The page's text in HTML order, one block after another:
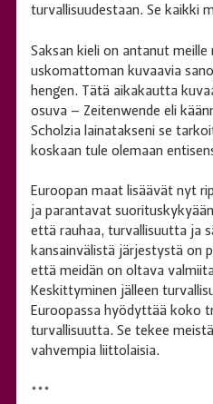
turvallisuudestaan. Se kaikki
Saksan kieli on antanut meille
uskomattoman kuvaavia
hengen. Tätä aikakautta
osuva – Zeitenwende eli
Scholzia lainatakseni se
koskaan tule olemaan
Euroopan maat lisäävät nyt
ja parantavat
että rauhaa, turvallisuutta ja
kansainvälistä järjestystä on
että meidän on oltava
Keskittyminen jälleen
Euroopassa hyödyttää koko
turvallisuutta. Se tekee
vahvempia liittolaisia.
***